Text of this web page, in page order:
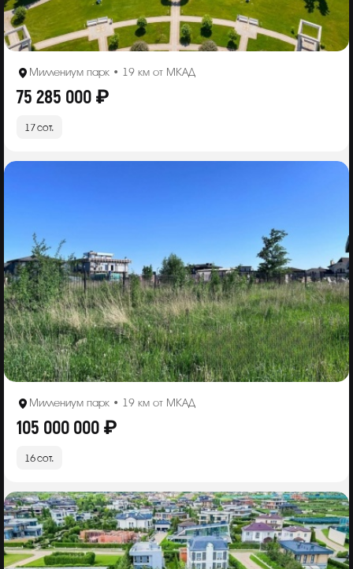
Миллениум парк • 19 км от МКАД
75 285 000 ₽
17 сот.
Миллениум парк • 19 км от МКАД
105 000 000 ₽
16 сот.